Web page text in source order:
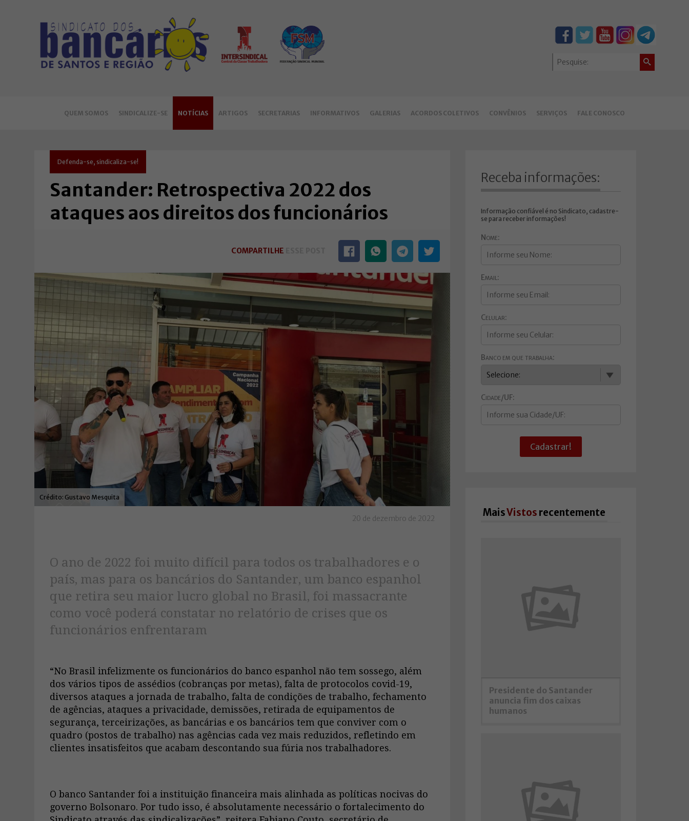
QUEM SOMOS SINDICALIZE-SE NOTÍCIAS ARTIGOS SECRETARIAS INFORMATIVOS GALERIAS ACORDOS COLETIVOS CONVÊNIOS SERVIÇOS FALE CONOSCO
Defenda-se, sindicaliza-se!
Santander: Retrospectiva 2022 dos
ataques aos direitos dos funcionários
COMPARTILHE
Gustavo Mesquita
20 de dezembro de 2022
O ano de 2022 foi muito difícil para todos os trabalhadores e o
país, mas para os bancários do Santander, um banco espanhol
que retira seu maior lucro global no Brasil, foi massacrante
como você poderá constatar no relatório de crises que os
funcionários enfrentaram
“No Brasil infelizmente os funcionários do banco espanhol não tem sossego, além
dos vários tipos de assédios (cobranças por metas), falta de protocolos covid-19,
diversos ataques a jornada de trabalho, falta de condições de trabalho, fechamento
de agências, ataques a privacidade, demissões, retirada de equipamentos de
segurança, terceirizações, as bancárias e os bancários tem que conviver com o
quadro (postos de trabalho) nas agências cada vez mais reduzidos, refletindo em
clientes insatisfeitos que acabam descontando sua fúria nos trabalhadores.
O banco Santander foi a instituição financeira mais alinhada as políticas nocivas do
governo Bolsonaro. Por tudo isso, é absolutamente necessário o fortalecimento do
Receba informações:
Informação confiável é no Sindicato, cadastre-
se para receber informações!
Nome:
Email:
Celular:
Banco em que trabalha:
Cidade/UF:
Cadastrar!
MaisVistos recentemente
Presidente do Santander
anuncia fim dos caixas
humanos